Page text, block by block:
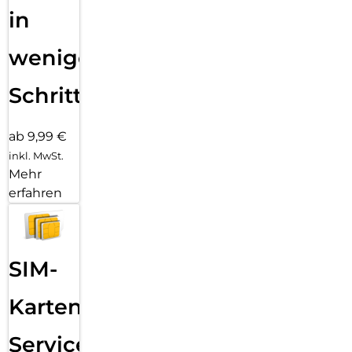
in
wenigen
Schritten
ab 9,99 €
inkl. MwSt.
Mehr
erfahren
SIM-
Karten
Service: